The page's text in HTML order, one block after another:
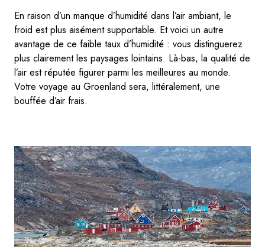
En raison d’un manque d’humidité dans l’air ambiant, le
froid est plus aisément supportable. Et voici un autre
avantage de ce faible taux d’humidité : vous distinguerez
plus clairement les paysages lointains. Là-bas, la qualité de
l’air est réputée figurer parmi les meilleures au monde.
Votre voyage au Groenland sera, littéralement, une
bouffée d’air frais.